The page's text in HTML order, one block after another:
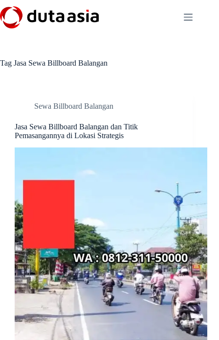
to
content
Tag Jasa Sewa Billboard Balangan
Sewa Billboard Balangan
Jasa Sewa Billboard Balangan dan Titik
Pemasangannya di Lokasi Strategis